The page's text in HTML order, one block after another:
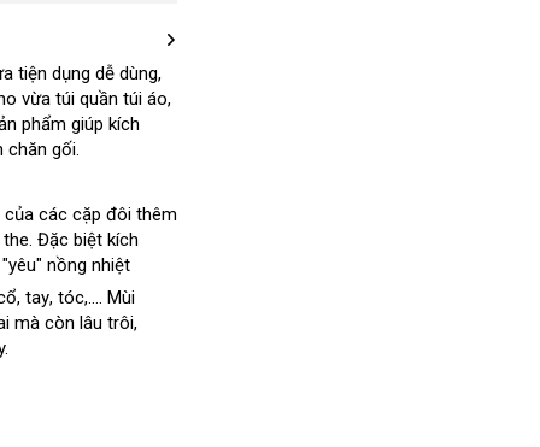
tiện dụng dễ dùngbền
,
vừa túi quần túi áo,
phẩm giúp kích
chăn gối.
cũ
của các cặp đôi thêm
nơi
bán
. đánh
giá
Đặc biệt kích
nồng nhiệt
mua
sắm
, taykhuyến
mãi
, tóc,...online
. Mùi
mà còn lâu trôito
,